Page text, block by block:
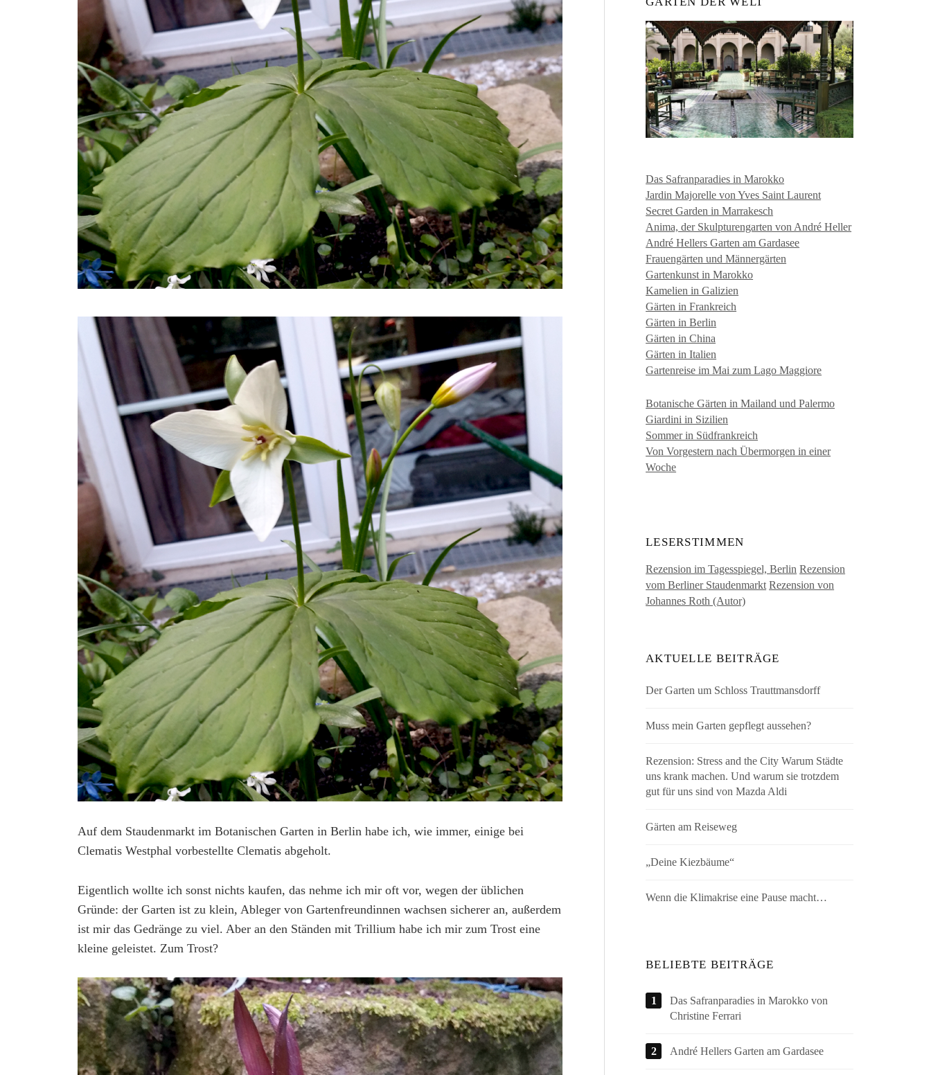
Auf dem Staudenmarkt im Botanischen Garten in Berlin habe ich, wie immer, einige bei
Clematis Westphal vorbestellte Clematis abgeholt.
Eigentlich wollte ich sonst nichts kaufen, das nehme ich mir oft vor, wegen der üblichen
Gründe: der Garten ist zu klein, Ableger von Gartenfreundinnen wachsen sicherer an, außerdem
ist mir das Gedränge zu viel. Aber an den Ständen mit Trillium habe ich mir zum Trost eine
kleine geleistet. Zum Trost?
Das Safranparadies in Marokko
Jardin Majorelle von Yves Saint Laurent
Secret Garden in Marrakesch
Anima, der Skulpturengarten von André Heller
André Hellers Garten am Gardasee
Frauengärten und Männergärten
Gartenkunst in Marokko
Kamelien in Galizien
Gärten in Frankreich
Gärten in Berlin
Gärten in China
Gärten in Italien
Gartenreise im Mai zum Lago Maggiore
Botanische Gärten in Mailand und Palermo
Giardini in Sizilien
Sommer in Südfrankreich
Von Vorgestern nach Übermorgen in einer
Woche
LESERSTIMMEN
Rezension im Tagesspiegel, Berlin Rezension
vom Berliner Staudenmarkt Rezension von
Johannes Roth (Autor)
AKTUELLE BEITRÄGE
Der Garten um Schloss Trauttmansdorff
Muss mein Garten gepflegt aussehen?
Rezension: Stress and the City Warum Städte
uns krank machen. Und warum sie trotzdem
gut für uns sind von Mazda Aldi
Gärten am Reiseweg
„Deine Kiezbäume“
Wenn die Klimakrise eine Pause macht…
BELIEBTE BEITRÄGE
Das Safranparadies in Marokko von
Christine Ferrari
André Hellers Garten am Gardasee